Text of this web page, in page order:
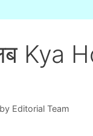
Kya
by Editorial Team